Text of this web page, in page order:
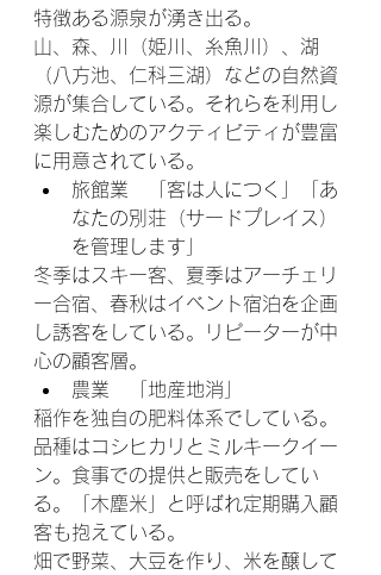
特徴ある源泉が湧き出る。
山、森、川（姫川、糸魚川）、湖
（八方池、仁科三湖）などの自然資
源が集合している。それらを利用し
楽しむためのアクティビティが豊富
に用意されている。
旅館業　「客は人につく」「あ
なたの別荘（サードプレイス）
を管理します」
冬季はスキー客、夏季はアーチェリ
ー合宿、春秋はイベント宿泊を企画
し誘客をしている。リピーターが中
心の顧客層。
農業　「地産地消」
稲作を独自の肥料体系でしている。
品種はコシヒカリとミルキークイー
ン。食事での提供と販売をしてい
る。「木塵米」と呼ばれ定期購入顧
客も抱えている。
畑で野菜、大豆を作り、米を醸して